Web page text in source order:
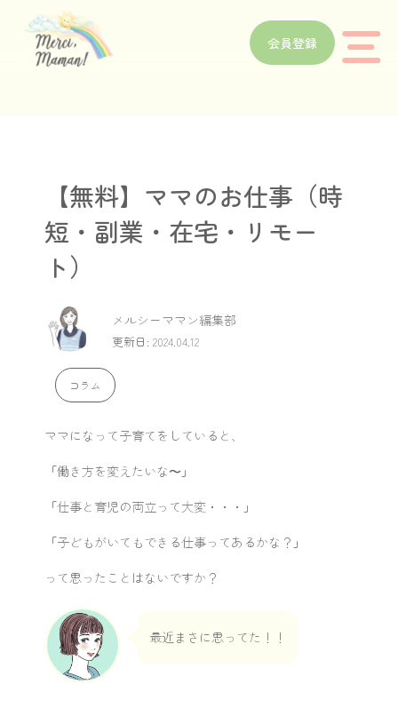
会員登録
【無料】ママのお仕事（時
短・副業・在宅・リモー
ト）
メルシーママン編集部
更新日: 2024.04.12
コラム
ママになって子育てをしていると、
「働き方を変えたいな〜」
「仕事と育児の両立って大変・・・」
「子どもがいてもできる仕事ってあるかな？」
って思ったことはないですか？
最近まさに思ってた！！